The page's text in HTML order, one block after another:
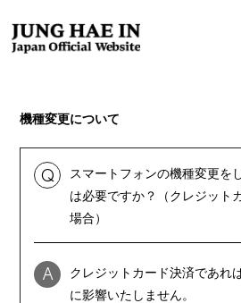
HOME
MOVIE
機種変更について
Q
スマートフォンの機種変更を
は必要ですか？（クレジット
場合）
A
クレジットカード決済であれ
に影響いたしません。